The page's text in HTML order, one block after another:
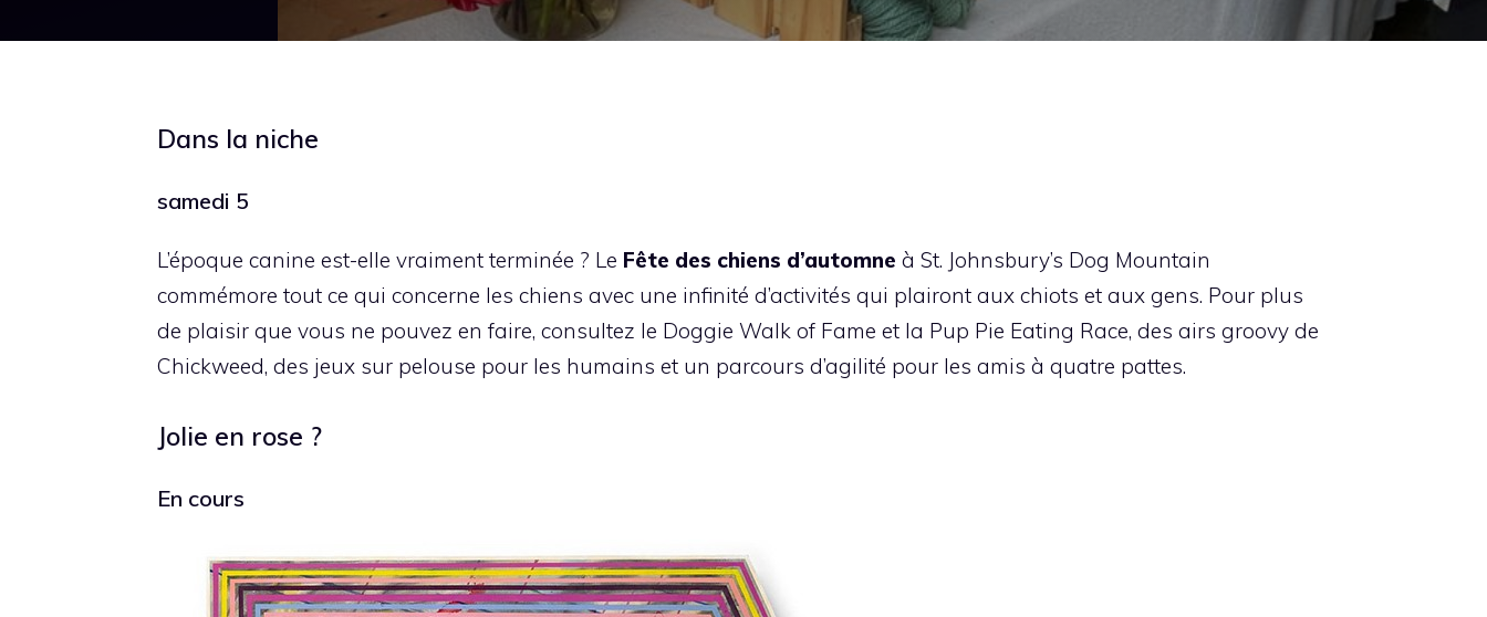
Dans la niche
samedi 5
L’époque canine est-elle vraiment terminée ? Le Fête des chiens d’automne à St. Johnsbury’s Dog Mountain
commémore tout ce qui concerne les chiens avec une infinité d’activités qui plairont aux chiots et aux gens. Pour plus
de plaisir que vous ne pouvez en faire, consultez le Doggie Walk of Fame et la Pup Pie Eating Race, des airs groovy de
Chickweed, des jeux sur pelouse pour les humains et un parcours d’agilité pour les amis à quatre pattes.
Jolie en rose ?
En cours